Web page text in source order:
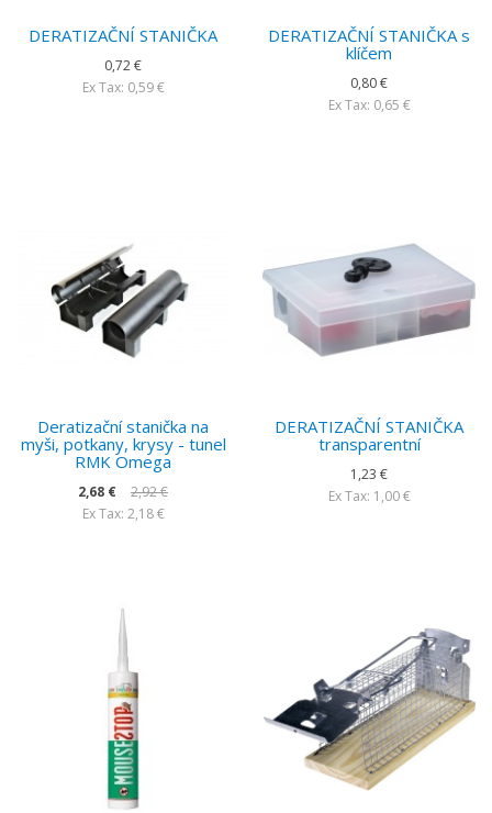
DERATIZAČNÍ STANIČKA
0,72 €
Ex Tax: 0,59 €
DERATIZAČNÍ STANIČKA s
klíčem
0,80 €
Ex Tax: 0,65 €
Deratizační stanička na
myši, potkany, krysy - tunel
RMK Omega
2,68 €
2,92 €
Ex Tax: 2,18 €
DERATIZAČNÍ STANIČKA
transparentní
1,23 €
Ex Tax: 1,00 €